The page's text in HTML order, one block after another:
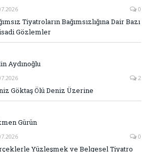
0
Tiyatroların Bağımsızlığına Dair Bazı
Gözlemler
Aydınoğlu
2
Göktaş Ölü Deniz Üzerine
Gürün
0
Yüzleşmek ve Belgesel Tiyatro